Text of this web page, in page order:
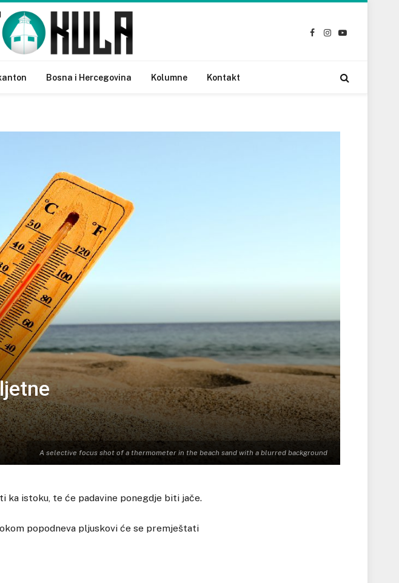
Facebook
Instagram
YouTube
Bosna i Hercegovina Kolumne Kontakt
A selective focus shot of a thermometer in the beach sand with a blurred background
ka istoku, te će padavine ponegdje biti jače.
popodneva pljuskovi će se premještati